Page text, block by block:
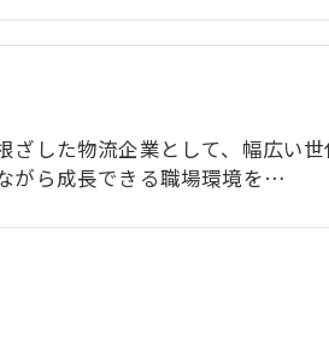
ざした物流企業として、幅広い
がら成長できる職場環境を…